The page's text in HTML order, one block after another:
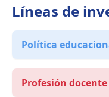
Líneas de
Política
Profesión docente